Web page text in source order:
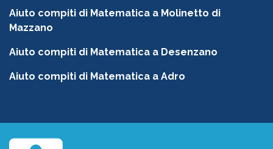
Aiuto compiti di Matematica a Molinetto di
Mazzano
Aiuto compiti di Matematica a Desenzano
Aiuto compiti di Matematica a Adro